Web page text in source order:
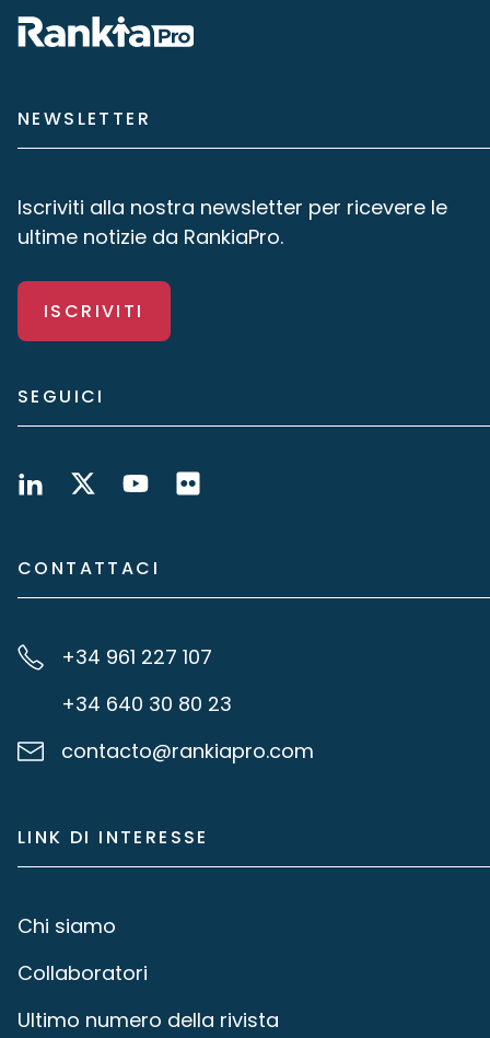
NEWSLETTER
Iscriviti alla nostra newsletter per ricevere le
ultime notizie da RankiaPro.
ISCRIVITI
SEGUICI
CONTATTACI
+34 961 227 107
+34 640 30 80 23
contacto@rankiapro.com
LINK DI INTERESSE
Chi siamo
Collaboratori
Ultimo numero della rivista